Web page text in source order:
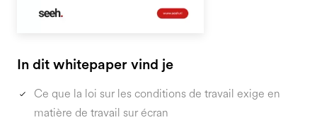
In dit whitepaper vind je
Ce que la loi sur les conditions de travail exige en
matière de travail sur écran